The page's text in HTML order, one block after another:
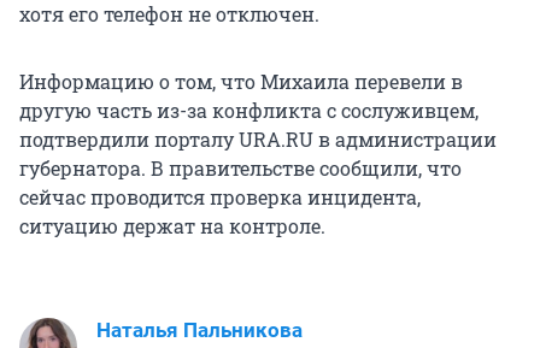
хотя его телефон не отключен.
Информацию о том, что Михаила перевели в
другую часть из-за конфликта с сослуживцем,
подтвердили порталу URA.RU в администрации
губернатора. В правительстве сообщили, что
сейчас проводится проверка инцидента,
ситуацию держат на контроле.
Наталья Пальникова